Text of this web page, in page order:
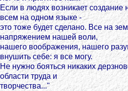
Если в людях возникает создание
всем на одном языке -
это тоже будет сделано. Все на
напряжением нашей воли,
нашего воображения, нашего
внушить себе: я все могу.
Не нужно бояться никаких
области труда и
творчества..."